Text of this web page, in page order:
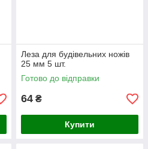
Леза для будівельних ножів
25 мм 5 шт.
Готово до відправки
64 ₴
Купити